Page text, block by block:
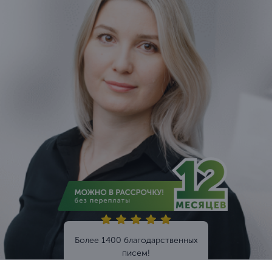
Более 1400 благодарственных
писем!